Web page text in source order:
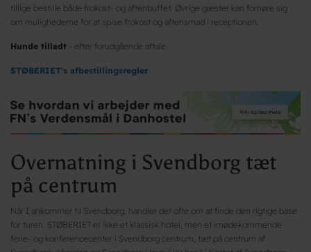
tillige bestille både frokost- og aftenbuffet. Øvrige gæster kan forhøre sig
om mulighederne for at spise frokost og aftensmad i receptionen.
Hunde tilladt - efter forudgående aftale.
STØBERIET's afbestillingsregler
Overnatning i Svendborg tæt
på centrum
Når I ankommer til Svendborg, handler det ofte om at finde den rigtige base
for turen. STØBERIET er ikke et klassisk hotel, men et imødekommende
ferie- og konferencecenter i Svendborg centrum, tæt på centrum af